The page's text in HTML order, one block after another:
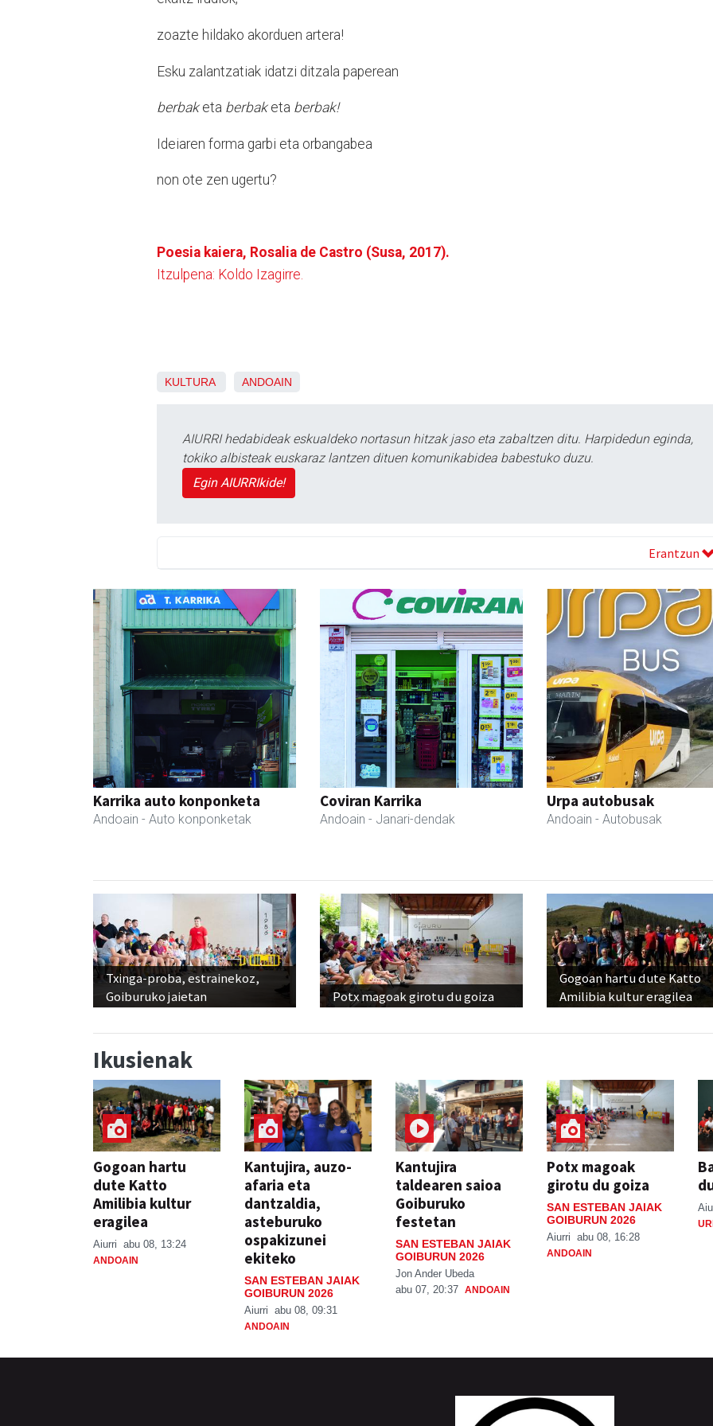
zoazte hildako akorduen artera!
Esku zalantzatiak idatzi ditzala paperean
berbak eta berbak eta berbak!
Ideiaren forma garbi eta orbangabea
non ote zen ugertu?
Poesia kaiera, Rosalia de Castro (Susa, 2017).
Itzulpena: Koldo Izagirre.
KULTURA ANDOAIN
AIURRI hedabideak eskualdeko nortasun hitzak jaso eta zabaltzen ditu. Harpidedun eginda,
tokiko albisteak euskaraz lantzen dituen komunikabidea babestuko duzu.
Egin AIURRIkide!
Erantzun
Karrika auto konponketa
Andoain - Auto konponketak
Coviran Karrika
Andoain - Janari-dendak
Urpa autobusak
Andoain - Autobusak
Txinga-proba, estrainekoz,
Goiburuko jaietan
Potx magoak girotu du goiza
Gogoan hartu dute Katto
Amilibia kultur eragilea
Ikusienak
Gogoan hartu
dute Katto
Amilibia kultur
eragilea
Aiurri abu 08, 13:24
ANDOAIN
Kantujira, auzo-
afaria eta
dantzaldia,
asteburuko
ospakizunei
ekiteko
SAN ESTEBAN JAIAK
GOIBURUN 2026
Aiurri abu 08, 09:31
ANDOAIN
Kantujira
taldearen saioa
Goiburuko
festetan
SAN ESTEBAN JAIAK
GOIBURUN 2026
Jon Ander Ubeda
abu 07, 20:37 ANDOAIN
Potx magoak
girotu du goiza
SAN ESTEBAN JAIAK
GOIBURUN 2026
Aiurri abu 08, 16:28
ANDOAIN